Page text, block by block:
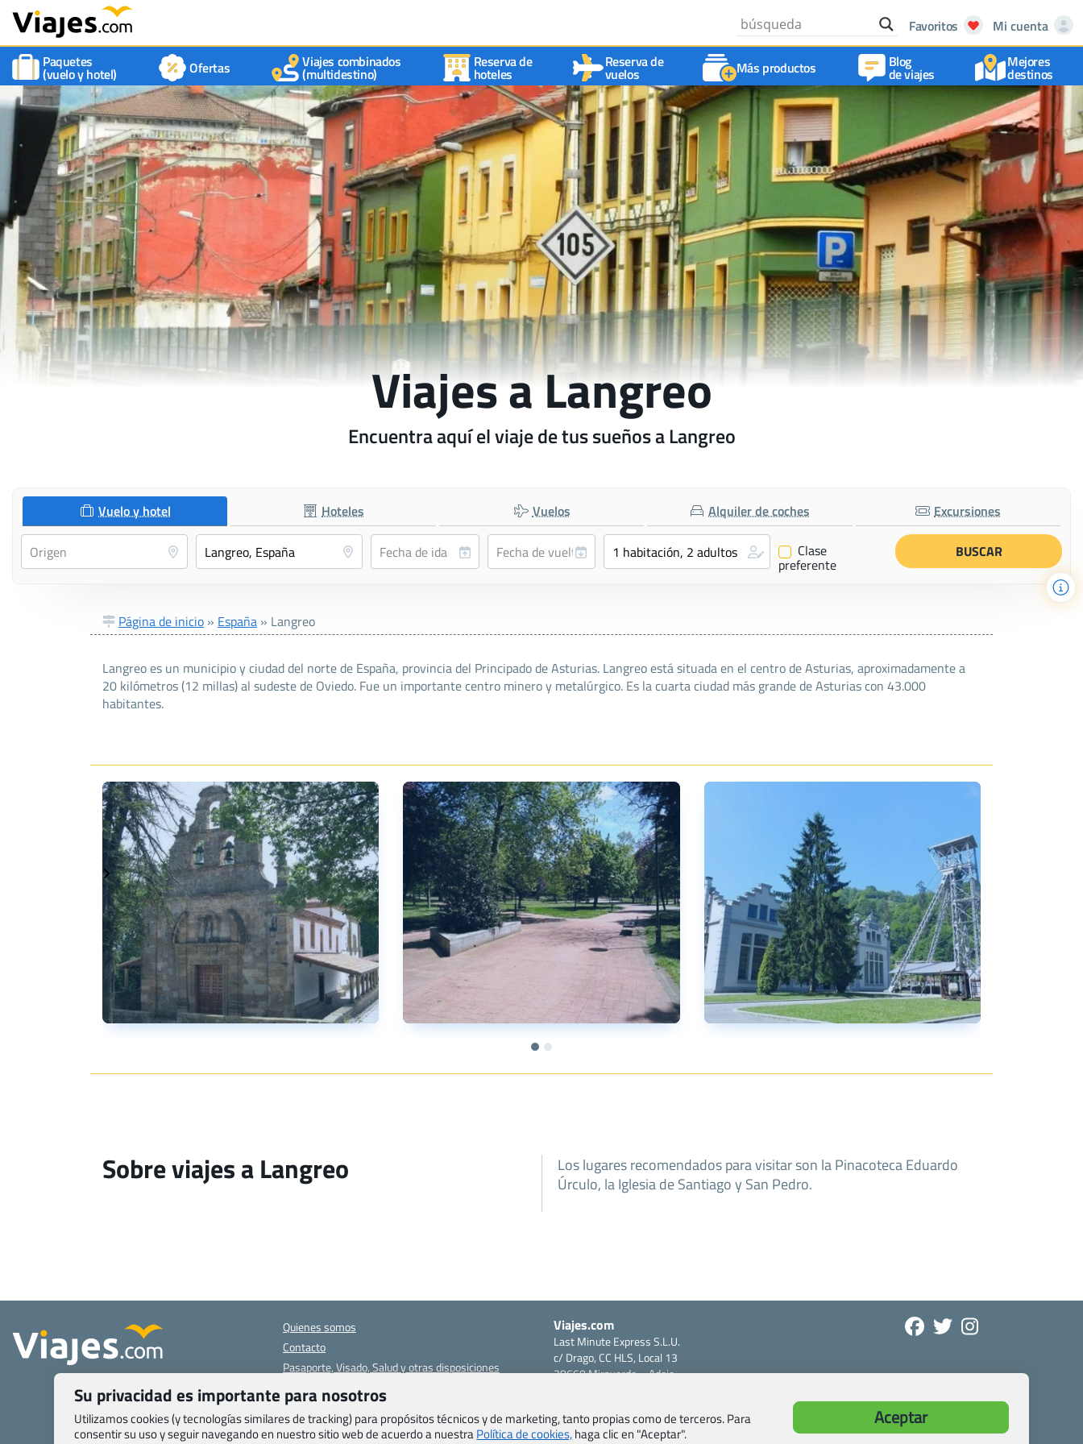
Favoritos
Mi cuenta
Paquetes
(vuelo y hotel) Ofertas Viajes combinados
(multidestino)
Reserva de
hoteles
Reserva de
vuelos Más productos Blog
de viajes
Mejores
destinos
Viajes a Langreo
Encuentra aquí el viaje de tus sueños a Langreo
Vuelo y hotel Hoteles Vuelos Alquiler de coches Excursiones
✔ Clase
preferente
Página de inicio » España » Langreo
Langreo es un municipio y ciudad del norte de España, provincia del Principado de Asturias. Langreo está situada en el centro de Asturias, aproximadamente a
20 kilómetros (12 millas) al sudeste de Oviedo. Fue un importante centro minero y metalúrgico. Es la cuarta ciudad más grande de Asturias con 43.000
habitantes.
Sobre viajes a Langreo
Los lugares recomendados para visitar son la Pinacoteca Eduardo
Úrculo, la Iglesia de Santiago y San Pedro.
Quienes somos
Contacto
Pasaporte, Visado, Salud y otras disposiciones
Blog de Viajes.com
Registro de agencias
Preguntas frecuentes
Viajes.com
Last Minute Express S.L.U.
c/ Drago, CC HLS, Local 13
38660 Miraverde – Adeje
Tfno: +34 922-97-17-27
Su privacidad es importante para nosotros
Utilizamos cookies (y tecnologías similares de tracking) para propósitos técnicos y de marketing, tanto propias como de terceros. Para
consentir su uso y seguir navegando en nuestro sitio web de acuerdo a nuestraPolítica de cookies,haga clic en "Aceptar".
Aceptar